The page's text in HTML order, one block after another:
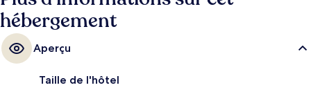
hébergement
Aperçu
Taille de l'hôtel